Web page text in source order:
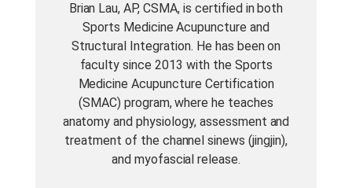
Brian Lau, AP, CSMA, is certified in both
Sports Medicine Acupuncture and
Structural Integration. He has been on
faculty since 2013 with the Sports
Medicine Acupuncture Certification
(SMAC) program, where he teaches
anatomy and physiology, assessment and
treatment of the channel sinews (jingjin),
and myofascial release.